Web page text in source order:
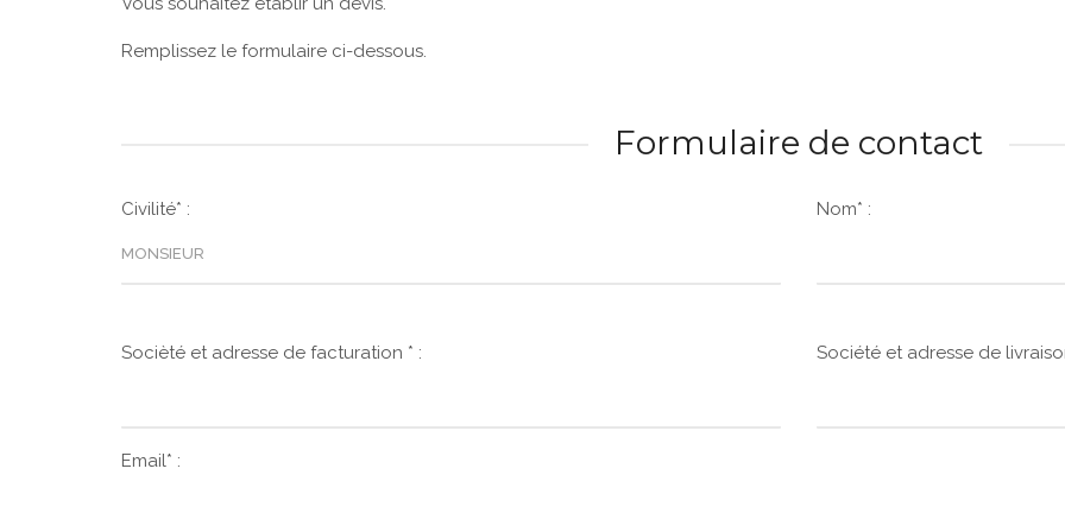
Remplissez le formulaire ci-dessous.
Formulaire de contact
Civilité* : Nom* :
Socièté et adresse de facturation * : Société et adresse de
Email* :